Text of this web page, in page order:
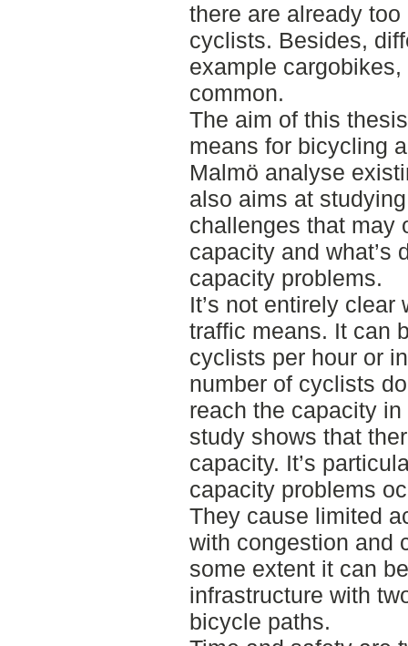
there are already too
cyclists. Besides,
example
common.
The aim of this
means for bicycling
Malmö analyse
also aims at
challenges that may
capacity and what’s
capacity problems.
It’s not entirely
traffic means. It can
cyclists per hour or
number of cyclists
reach the capacity
study shows that
capacity. It’s
capacity problems
They cause limited
with congestion and
some extent it can
infrastructure with
bicycle paths.